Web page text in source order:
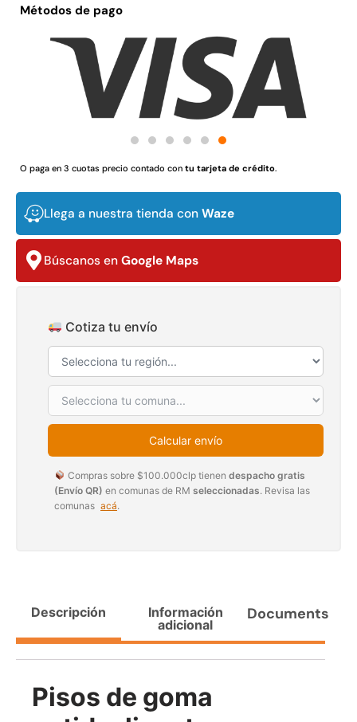
Métodos de pago
O paga en 3 cuotas precio contado con tu tarjeta de crédito.
Llega a nuestra tienda con Waze
Búscanos en Google Maps
Cotiza tu envío
Calcular envío
Compras sobre $100.000clp tienen despacho gratis
(Envío QR) en comunas de RM seleccionadas. Revisa las
comunas acá.
Descripción
Información
adicional
Documents
Pisos de goma
Juego Modular 03
QplayGround
$ 3.790.990
Pasto sintético ornamental
Importado USA: Crown
4,57*30,48mts
$2.892.120
30%
$1.990.000
capacidad 1000kg